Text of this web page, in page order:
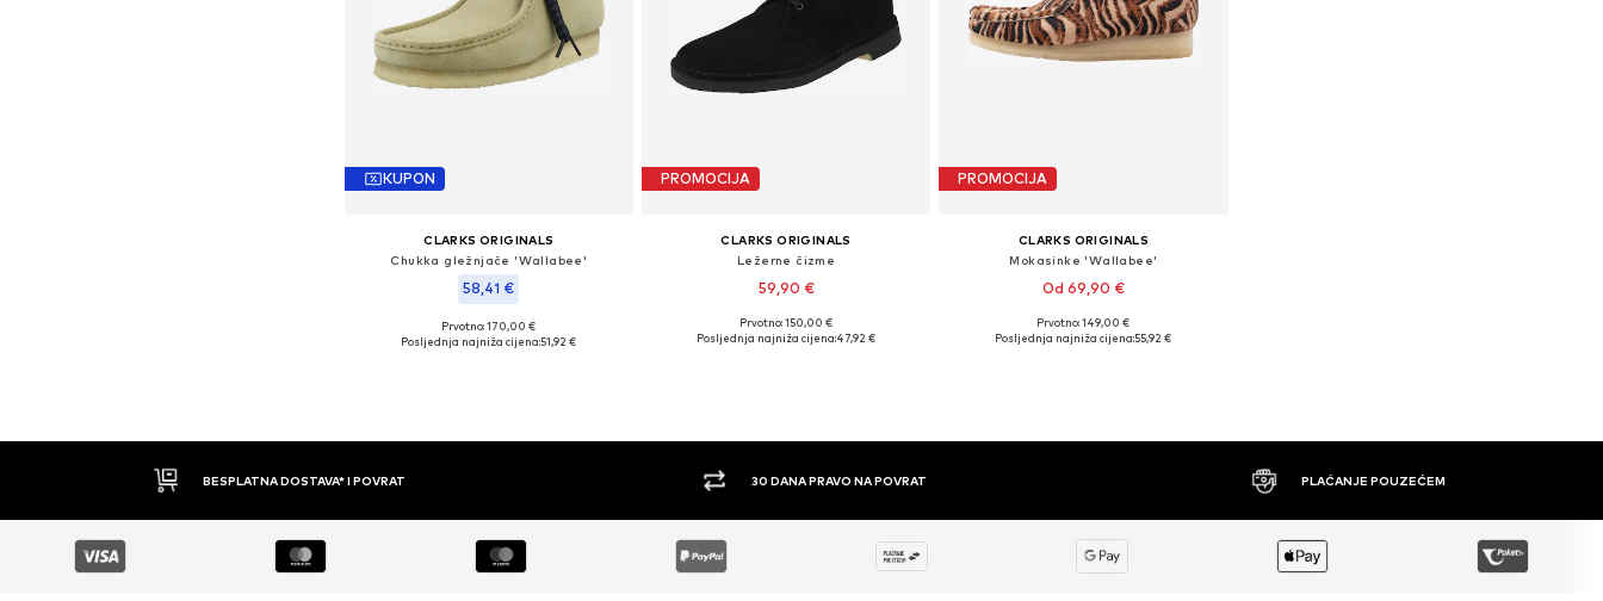
KUPON
CLARKS ORIGINALS
Chukka gležnjače 'Wallabee'
58,41 €
Dostupne veličine: 41
Prvotno: 170,00 €
Posljednja najniža cijena:51,92 €
PROMOCIJA
CLARKS ORIGINALS
Ležerne čizme
59,90 €
Dostupne veličine: 39-39,5, 40, 40,5-41
Prvotno: 150,00 €
Posljednja najniža cijena:47,92 €
PROMOCIJA
CLARKS ORIGINALS
Mokasinke 'Wallabee'
Od 69,90 €
Dostupno u više veličina
Prvotno: 149,00 €
Posljednja najniža cijena:55,92 €
BESPLATNA DOSTAVA* I POVRAT 30 DANA PRAVO NA POVRAT PLAĆANJE POUZEĆEM